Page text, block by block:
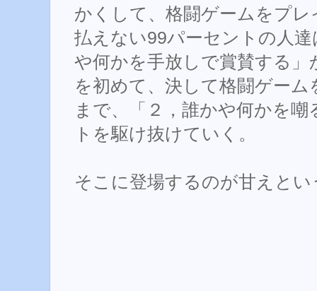
かくして、格闘ゲームをプ
払えない99パーセントの人
や何かを手放しで賞賛する
を初めて、決して格闘ゲー
まで、「２，誰かや何かを
トを駆け抜けていく。
そこに登場するのが甘えと